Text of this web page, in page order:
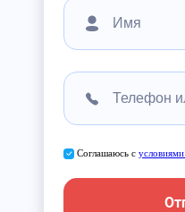
Соглашаюсь с